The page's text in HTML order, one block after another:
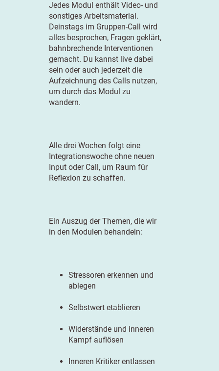
Jedes Modul enthält Video- und
sonstiges Arbeitsmaterial.
Deinstags im Gruppen-Call wird
alles besprochen, Fragen geklärt,
bahnbrechende Interventionen
gemacht. Du kannst live dabei
sein oder auch jederzeit die
Aufzeichnung des Calls nutzen,
um durch das Modul zu
wandern.
Alle drei Wochen folgt eine
Integrationswoche ohne neuen
Input oder Call, um Raum für
Reflexion zu schaffen.
Ein Auszug der Themen, die wir
in den Modulen behandeln:
Stressoren erkennen und
ablegen
Selbstwert etablieren
Widerstände und inneren
Kampf auflösen
Inneren Kritiker entlassen